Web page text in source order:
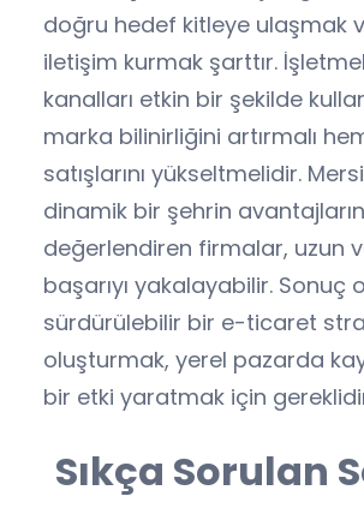
doğru hedef kitleye ulaşmak
iletişim kurmak şarttır.
kanalları etkin bir şekilde
marka bilinirliğini artırmalı
satışlarını yükseltmelidir.
dinamik bir şehrin
değerlendiren firmalar, uzun
başarıyı yakalayabilir. Sonuç
sürdürülebilir bir e-ticaret
oluşturmak, yerel pazarda
bir etki yaratmak için
Sıkça Sorulan